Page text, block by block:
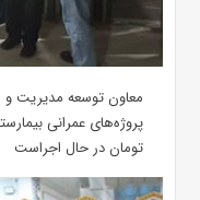
معاون توسعه مدیریت و
تومان در حال اجراست